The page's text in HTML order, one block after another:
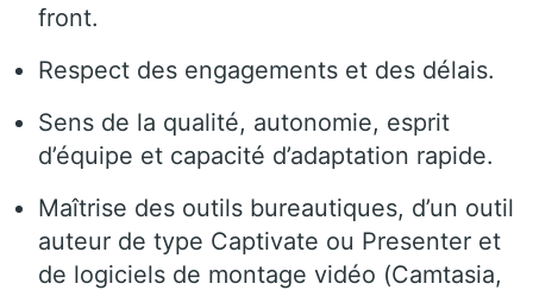
front.
Respect des engagements et des délais.
Sens de la qualité, autonomie, esprit
d’équipe et capacité d’adaptation rapide.
Maîtrise des outils bureautiques, d’un outil
auteur de type Captivate ou Presenter et
de logiciels de montage vidéo (Camtasia,